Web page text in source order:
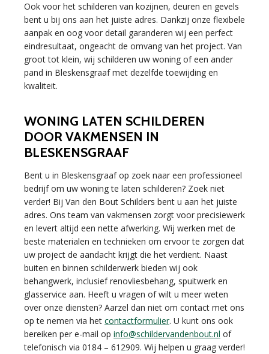
Ook voor het schilderen van kozijnen, deuren en gevels
bent u bij ons aan het juiste adres. Dankzij onze flexibele
aanpak en oog voor detail garanderen wij een perfect
eindresultaat, ongeacht de omvang van het project. Van
groot tot klein, wij schilderen uw woning of een ander
pand in Bleskensgraaf met dezelfde toewijding en
kwaliteit.
WONING LATEN SCHILDEREN
DOOR VAKMENSEN IN
BLESKENSGRAAF
Bent u in Bleskensgraaf op zoek naar een professioneel
bedrijf om uw woning te laten schilderen? Zoek niet
verder! Bij Van den Bout Schilders bent u aan het juiste
adres. Ons team van vakmensen zorgt voor precisiewerk
en levert altijd een nette afwerking. Wij werken met de
beste materialen en technieken om ervoor te zorgen dat
uw project de aandacht krijgt die het verdient. Naast
buiten en binnen schilderwerk bieden wij ook
behangwerk, inclusief renovliesbehang, spuitwerk en
glasservice aan. Heeft u vragen of wilt u meer weten
over onze diensten? Aarzel dan niet om contact met ons
op te nemen via het contactformulier. U kunt ons ook
bereiken per e-mail op info@schildervandenbout.nl of
telefonisch via 0184 – 612909. Wij helpen u graag verder!